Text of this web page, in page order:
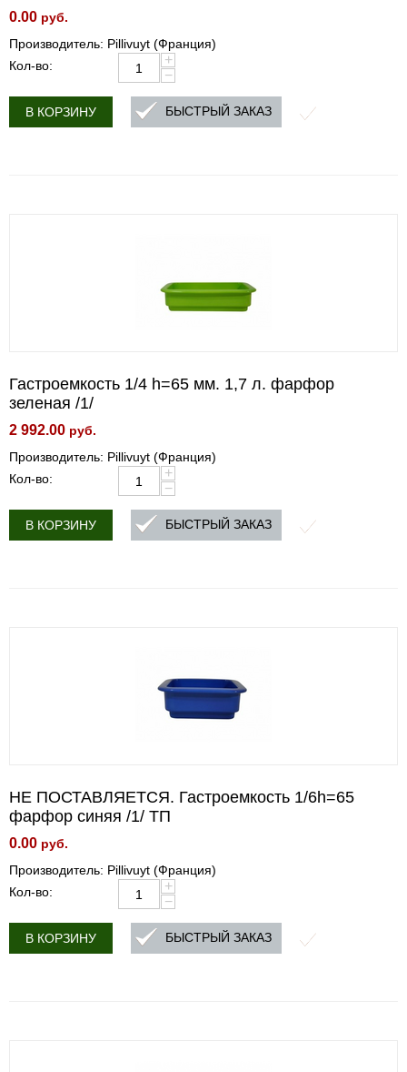
0.00 руб.
Производитель: Pillivuyt (Франция)
Кол-во:
+
−
В КОРЗИНУ БЫСТРЫЙ ЗАКАЗ
Гастроемкость 1/4 h=65 мм. 1,7 л. фарфор
зеленая /1/
2 992.00 руб.
Производитель: Pillivuyt (Франция)
Кол-во:
+
−
В КОРЗИНУ БЫСТРЫЙ ЗАКАЗ
НЕ ПОСТАВЛЯЕТСЯ. Гастроемкость 1/6h=65
фарфор синяя /1/ ТП
0.00 руб.
Производитель: Pillivuyt (Франция)
Кол-во:
+
−
В КОРЗИНУ БЫСТРЫЙ ЗАКАЗ